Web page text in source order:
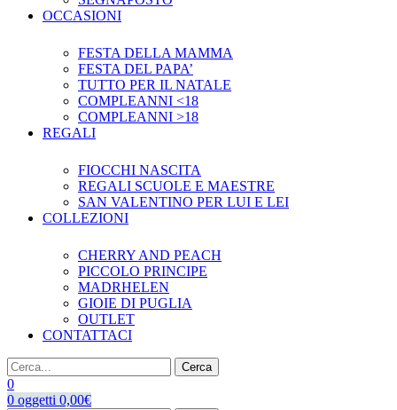
OCCASIONI
FESTA DELLA MAMMA
FESTA DEL PAPA’
TUTTO PER IL NATALE
COMPLEANNI <18
COMPLEANNI >18
REGALI
FIOCCHI NASCITA
REGALI SCUOLE E MAESTRE
SAN VALENTINO PER LUI E LEI
COLLEZIONI
CHERRY AND PEACH
PICCOLO PRINCIPE
MADRHELEN
GIOIE DI PUGLIA
OUTLET
CONTATTACI
Cerca
0
0 oggetti 0,00€